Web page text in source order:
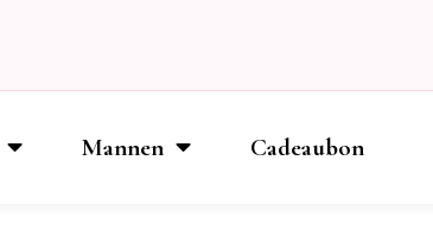
Mannen Cadeaubon